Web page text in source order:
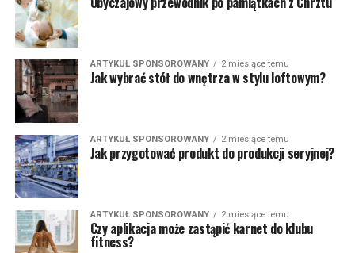
ARTYKUŁ SPONSOROWANY 2 miesiące temu
Jak wybrać stół do wnętrza w stylu loftowym?
ARTYKUŁ SPONSOROWANY 2 miesiące temu
Jak przygotować produkt do produkcji seryjnej?
ARTYKUŁ SPONSOROWANY 2 miesiące temu
Czy aplikacja może zastąpić karnet do klubu
fitness?